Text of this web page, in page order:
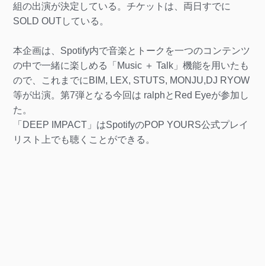
組の出演が決定している。チケットは、両日すでに
SOLD OUTしている。
本企画は、Spotify内で音楽とトークを一つのコンテンツ
の中で一緒に楽しめる「Music ＋ Talk」機能を用いたも
ので、これまでにBIM, LEX, STUTS, MONJU,DJ RYOW
等が出演。第7弾となる今回は ralphとRed Eyeが参加し
た。
「DEEP IMPACT」はSpotifyのPOP YOURS公式プレイ
リスト上でも聴くことができる。